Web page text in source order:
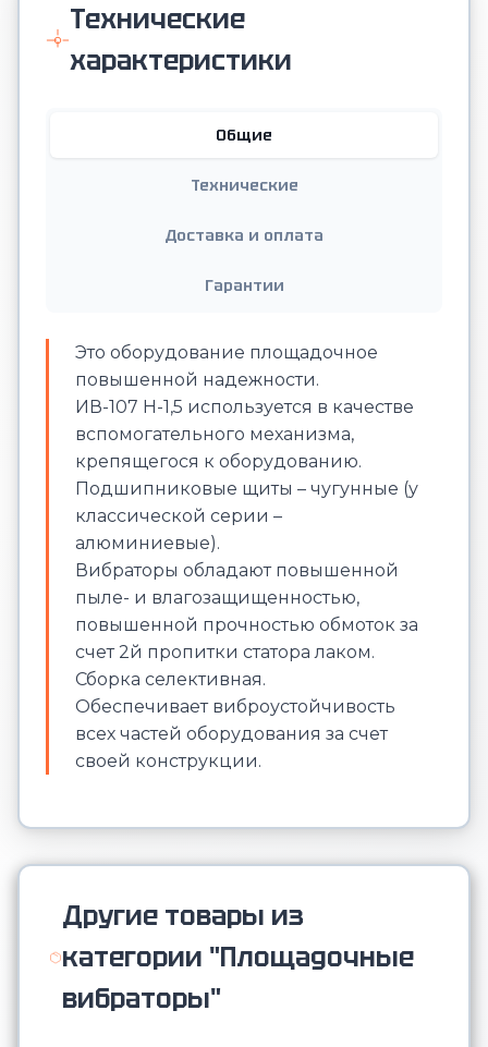
Технические
характеристики
Общие
Технические
Доставка и оплата
Гарантии
Это оборудование площадочное
повышенной надежности.
ИВ-107 Н-1,5 используется в качестве
вспомогательного механизма,
крепящегося к оборудованию.
Подшипниковые щиты – чугунные (у
классической серии –
алюминиевые).
Вибраторы обладают повышенной
пыле- и влагозащищенностью,
повышенной прочностью обмоток за
счет 2й пропитки статора лаком.
Сборка селективная.
Обеспечивает виброустойчивость
всех частей оборудования за счет
своей конструкции.
Другие товары из
категории "Площадочные
вибраторы"